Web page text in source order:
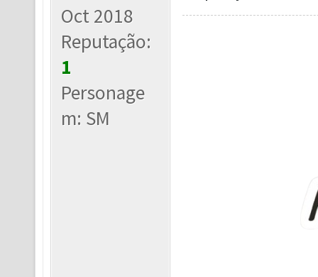
Oct 2018
Reputação:
1
Personage
m: SM